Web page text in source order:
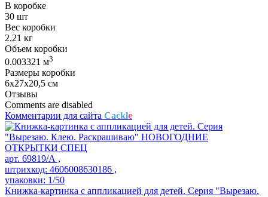
В коробке
30 шт
Вес коробки
2.21 кг
Объем коробки
0.003321 м3
Размеры коробки
6х27х20,5 см
Отзывы
Comments are disabled
Комментарии для сайта Cackle
арт. 69819/А ,
штрихкод: 4606008630186 ,
упаковки: 1/50
Книжка-картинка с аппликацией для детей. Серия "Вырезаю.